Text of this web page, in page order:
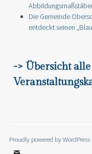
Die Gemeinde
entdeckt seinen
-> Übersicht
Proudly powered by WordPress